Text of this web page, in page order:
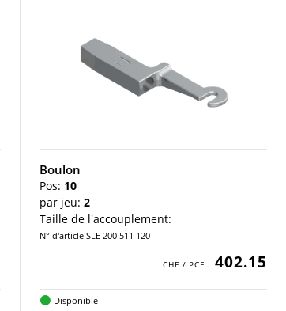
Boulon
Pos: 10
par jeu: 2
Taille de l'accouplement:
N° d'article SLE 200 511 120
402.15
Disponible